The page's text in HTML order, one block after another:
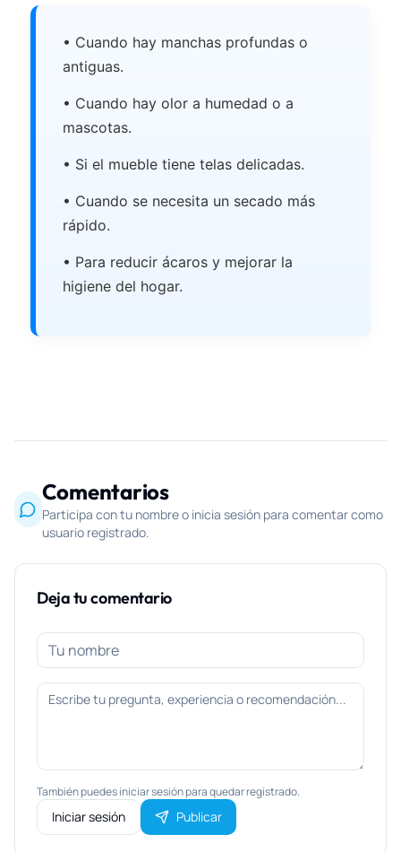
• Cuando hay manchas profundas o
antiguas.
• Cuando hay olor a humedad o a
mascotas.
• Si el mueble tiene telas delicadas.
• Cuando se necesita un secado más
rápido.
• Para reducir ácaros y mejorar la
higiene del hogar.
Comentarios
Participa con tu nombre o inicia sesión para comentar como
usuario registrado.
Deja tu comentario
También puedes iniciar sesión para quedar registrado.
Iniciar sesión Publicar